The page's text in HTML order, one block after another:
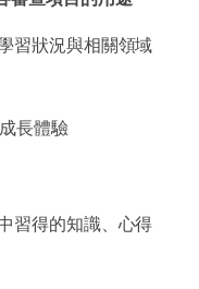
習狀況與相關領域
長體驗
習得的知識、心得